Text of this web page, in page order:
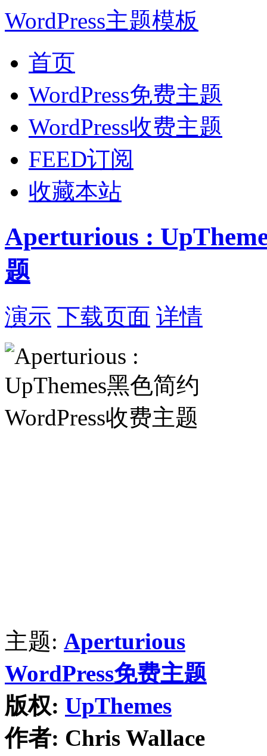
WordPress主题模板
首页
WordPress免费主题
WordPress收费主题
FEED订阅
收藏本站
Aperturious :
题
演示 下载页面 详情
主题: Aperturious
WordPress免费主题
版权: UpThemes
作者: Chris Wallace